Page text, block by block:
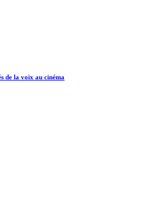
de la voix au cinéma